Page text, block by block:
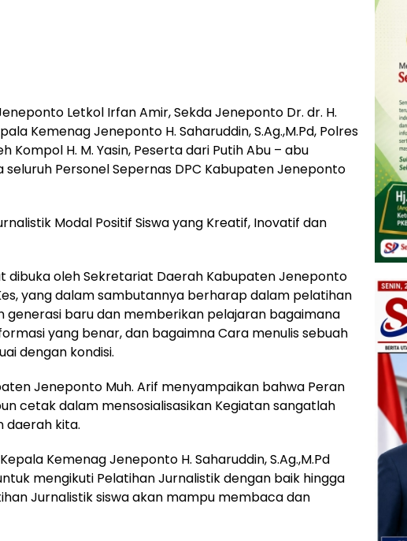
Letkol Irfan Amir, Sekda Jeneponto Dr. dr. H.
Kemenag Jeneponto H. Saharuddin, S.Ag.,M.Pd, Polres
Kompol H. M. Yasin, Peserta dari Putih Abu – abu
Personel Sepernas DPC Kabupaten Jeneponto
Modal Positif Siswa yang Kreatif, Inovatif dan
dibuka oleh Sekretariat Daerah Kabupaten Jeneponto
yang dalam sambutannya berharap dalam pelatihan
generasi baru dan memberikan pelajaran bagaimana
yang benar, dan bagaimna Cara menulis sebuah
dengan kondisi.
Jeneponto Muh. Arif menyampaikan bahwa Peran
cetak dalam mensosialisasikan Kegiatan sangatlah
daerah kita.
Kemenag Jeneponto H. Saharuddin, S.Ag.,M.Pd
mengikuti Pelatihan Jurnalistik dengan baik hingga
Jurnalistik siswa akan mampu membaca dan